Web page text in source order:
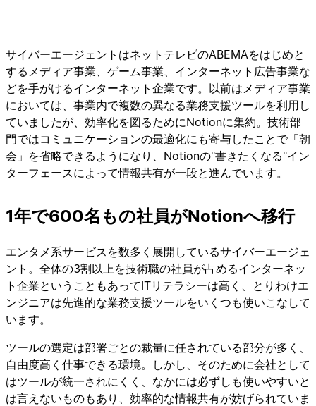
サイバーエージェントはネットテレビのABEMAをはじめと
するメディア事業、ゲーム事業、インターネット広告事業な
どを手がけるインターネット企業です。以前はメディア事業
においては、事業内で複数の異なる業務支援ツールを利用し
ていましたが、効率化を図るためにNotionに集約。技術部
門ではコミュニケーションの最適化にも寄与したことで「朝
会」を省略できるようになり、Notionの"書きたくなる"イン
ターフェースによって情報共有が一段と進んでいます。
1年で600名もの社員がNotionへ移行
エンタメ系サービスを数多く展開しているサイバーエージェ
ント。全体の3割以上を技術職の社員が占めるインターネッ
ト企業ということもあってITリテラシーは高く、とりわけエ
ンジニアは先進的な業務支援ツールをいくつも使いこなして
います。
ツールの選定は部署ごとの裁量に任されている部分が多く、
自由度高く仕事できる環境。しかし、そのために会社として
はツールが統一されにくく、なかには必ずしも使いやすいと
は言えないものもあり、効率的な情報共有が妨げられていま